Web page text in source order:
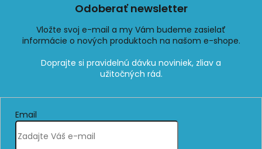
Odoberať newsletter
Vložte svoj e-mail a my Vám budeme zasielať
informácie o nových produktoch na našom e-shope.
Email